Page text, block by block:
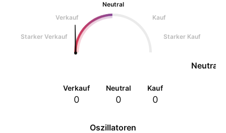
Oszillatoren
Neutral
Verkauf
Kauf
Starker Verkauf Starker Kauf
Neutral
Verkauf
0
Neutral
0
Kauf
0